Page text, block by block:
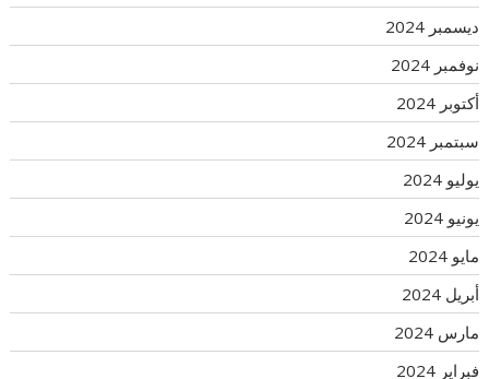
ديسمبر 2024
نوفمبر 2024
أكتوبر 2024
سبتمبر 2024
يوليو 2024
يونيو 2024
مايو 2024
أبريل 2024
مارس 2024
فبراير 2024